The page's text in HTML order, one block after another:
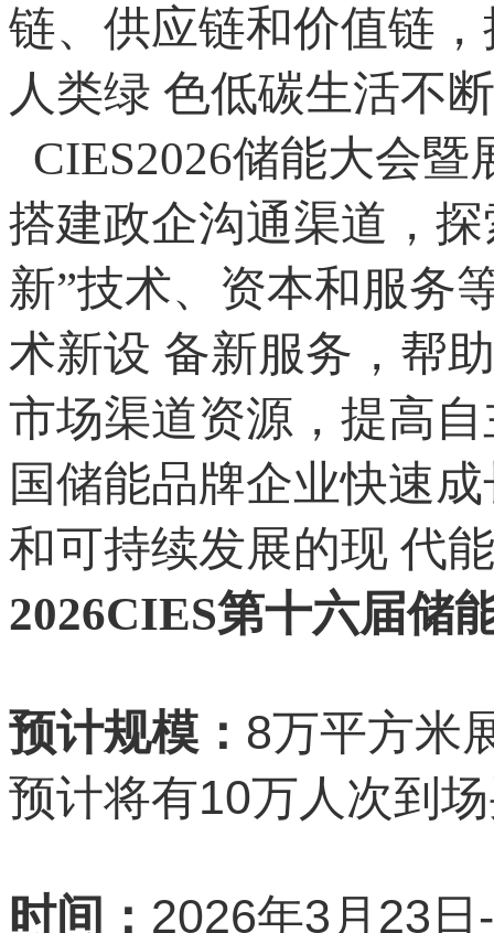
链、供应链和价值链
人类绿 色低碳生活不
CIES2026储能大会
搭建政企沟通渠道，
新”技术、资本和服务
术新设 备新服务，帮
市场渠道资源，提高
国储能品牌企业快速
和可持续发展的现 代
2026CIES第十六届储
预计规模： 8万平方米
预计将有10万人次到
时间： 2026年3 月 23 日